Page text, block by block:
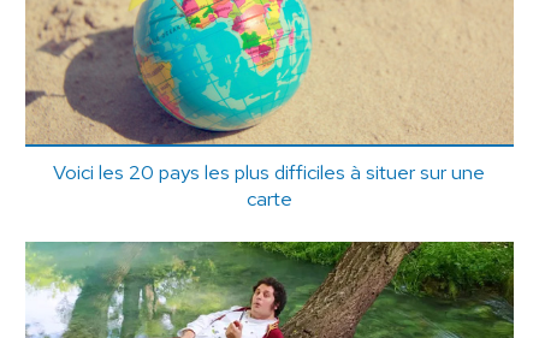
Voici les 20 pays les plus difficiles à situer sur une
carte